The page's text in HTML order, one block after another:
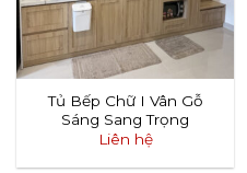
Tủ Bếp Chữ I Vân Gỗ
Sáng Sang Trọng
Liên hệ